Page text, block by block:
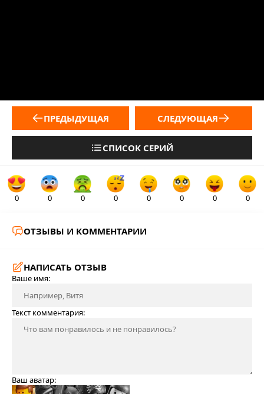
ПРЕДЫДУЩАЯ
СПИСОК СЕРИЙ
СЛЕДУЮЩАЯ
0 0 0 0 0 0 0 0
ОТЗЫВЫ И КОММЕНТАРИИ
НАПИСАТЬ ОТЗЫВ
Ваше имя:
Текст комментария:
Ваш аватар: